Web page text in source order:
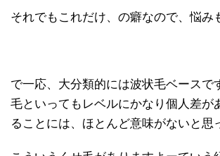
それでもこれだけ、の癖なので、悩み
で一応、大分類的には波状毛ベースで
毛といってもレベルにかなり個人差が
ることには、ほとんど意味がないと思